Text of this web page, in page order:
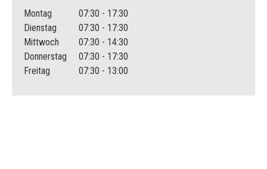
Montag
07:30 - 17:30
Dienstag
07:30 - 17:30
Mittwoch
07:30 - 14:30
Donnerstag
07:30 - 17:30
Freitag
07:30 - 13:00